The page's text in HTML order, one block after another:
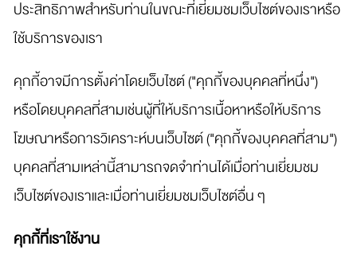
ประสิทธิภาพสำหรับท่านในขณะที่เยี่ยมชมเว็บไซต์ของเราหรือ
ใช้บริการของเรา
คุกกี้อาจมีการตั้งค่าโดยเว็บไซต์ ("คุกกี้ของบุคคลที่หนึ่ง")
หรือโดยบุคคลที่สามเช่นผู้ที่ให้บริการเนื้อหาหรือให้บริการ
โฆษณาหรือการวิเคราะห์บนเว็บไซต์ ("คุกกี้ของบุคคลที่สาม")
บุคคลที่สามเหล่านี้สามารถจดจำท่านได้เมื่อท่านเยี่ยมชม
เว็บไซต์ของเราและเมื่อท่านเยี่ยมชมเว็บไซต์อื่น ๆ
คุกกี้ที่เราใช้งาน